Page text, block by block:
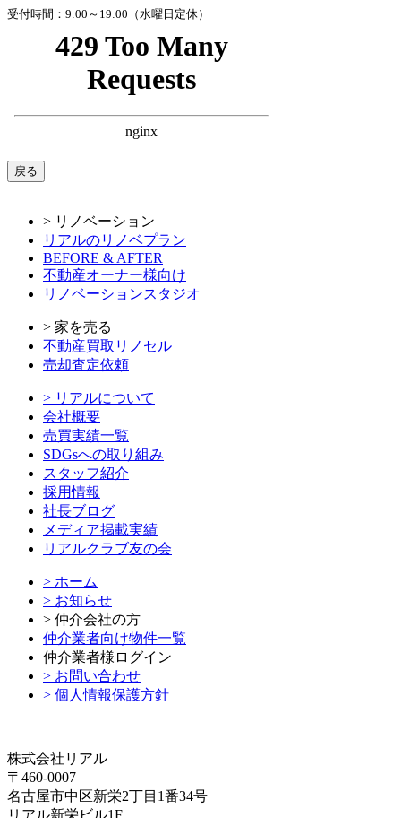
受付時間：9:00～19:00（水曜日定休）
戻る
> リノベーション
リアルのリノベプラン
BEFORE & AFTER
不動産オーナー様向け
リノベーションスタジオ
> 家を売る
不動産買取リノセル
売却査定依頼
> リアルについて
会社概要
売買実績一覧
SDGsへの取り組み
スタッフ紹介
採用情報
社長ブログ
メディア掲載実績
リアルクラブ友の会
> ホーム
> お知らせ
> 仲介会社の方
仲介業者向け物件一覧
仲介業者様ログイン
> お問い合わせ
> 個人情報保護方針
株式会社リアル
〒460-0007
名古屋市中区新栄2丁目1番34号
リアル新栄ビル1F